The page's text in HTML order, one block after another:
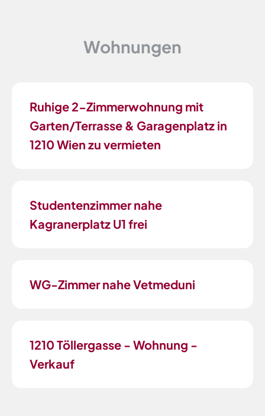
Wohnungen
Ruhige 2-Zimmerwohnung mit
Garten/Terrasse & Garagenplatz in
1210 Wien zu vermieten
Studentenzimmer nahe
Kagranerplatz U1 frei
WG-Zimmer nahe Vetmeduni
1210 Töllergasse - Wohnung -
Verkauf